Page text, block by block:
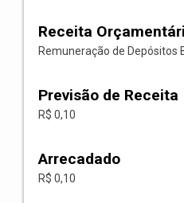
Receita
Remuneração de Depósitos
Previsão de Receita
R$ 0,10
Arrecadado
R$ 0,10